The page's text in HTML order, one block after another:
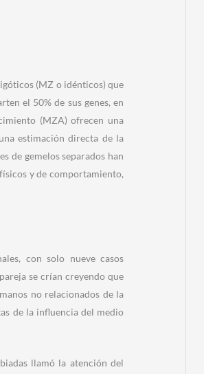
(MZ o idénticos) que
el 50% de sus genes, en
(MZA) ofrecen una
estimación directa de la
de gemelos separados han
y de comportamiento,
con solo nueve casos
se crían creyendo que
no relacionados de la
de la influencia del medio
llamó la atención del